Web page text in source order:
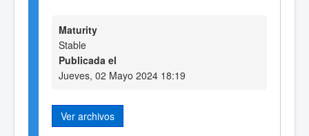
Maturity
Stable
Publicada el
Jueves, 02 Mayo 2024 18:19
Ver archivos